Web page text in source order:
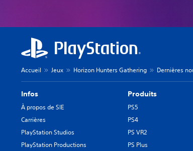
Accueil Jeux Horizon Hunters Gathering Dernières
Infos
À propos de SIE
Carrières
PlayStation Studios
PlayStation Productions
Produits
PS5
PS4
PS VR2
PS Plus